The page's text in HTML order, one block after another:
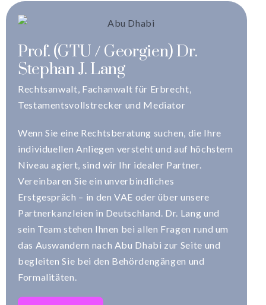
Prof. (GTU / Georgien) Dr.
Stephan J. Lang
Rechtsanwalt, Fachanwalt für Erbrecht,
Testamentsvollstrecker und Mediator
Wenn Sie eine Rechtsberatung suchen, die Ihre
individuellen Anliegen versteht und auf höchstem
Niveau agiert, sind wir Ihr idealer Partner.
Vereinbaren Sie ein unverbindliches
Erstgespräch – in den VAE oder über unsere
Partnerkanzleien in Deutschland. Dr. Lang und
sein Team stehen Ihnen bei allen Fragen rund um
das Auswandern nach Abu Dhabi zur Seite und
begleiten Sie bei den Behördengängen und
Formalitäten.